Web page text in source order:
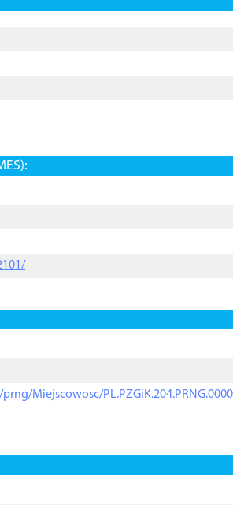
Miejscowosc/